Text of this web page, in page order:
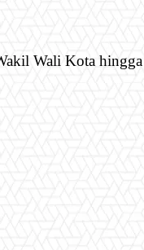
Wali Kota hingga